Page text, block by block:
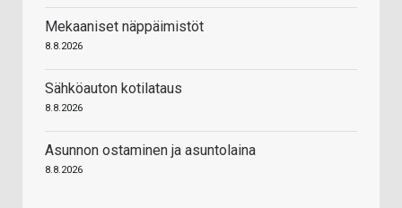
Mekaaniset näppäimistöt
8.8.2026
Sähköauton kotilataus
8.8.2026
Asunnon ostaminen ja asuntolaina
8.8.2026